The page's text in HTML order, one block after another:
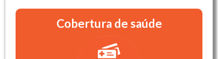
Cobertura de saúde